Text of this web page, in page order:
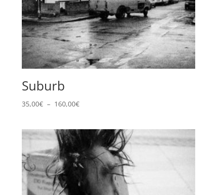
Suburb
35,00€ – 160,00€Plage
35,00€
160,00€